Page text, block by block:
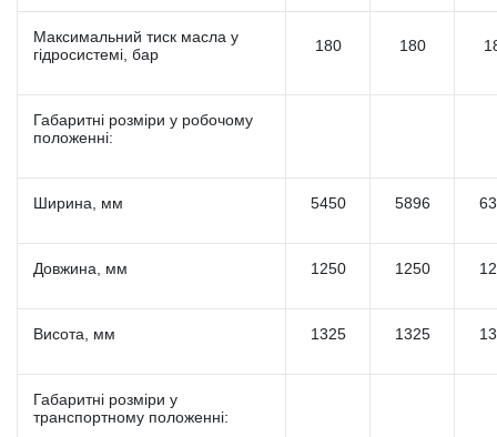
Максимальний тиск масла у
гідросистемі, бар
180 180
Габаритні розміри у робочому
положенні:
Ширина, мм 5450 5896
Довжина, мм 1250 1250
Висота, мм 1325 1325
Габаритні розміри у
транспортному положенні: